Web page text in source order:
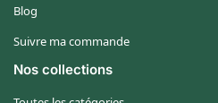
Blog
Suivre ma commande
Nos collections